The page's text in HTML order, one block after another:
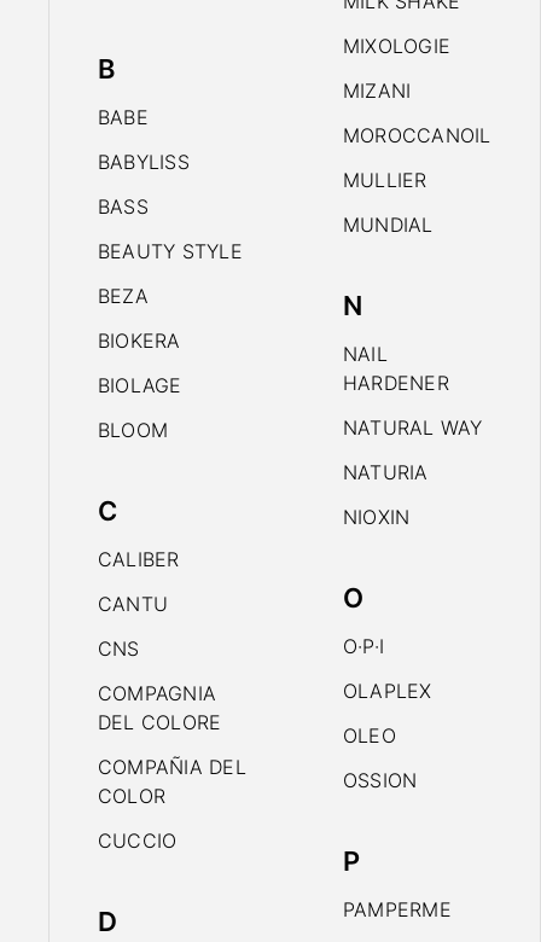
B
BABE
BABYLISS
BASS
BEAUTY STYLE
BEZA
BIOKERA
BIOLAGE
BLOOM
C
CALIBER
CANTU
CNS
COMPAGNIA
DEL COLORE
COMPAÑIA DEL
COLOR
CUCCIO
D
MIXOLOGIE
MIZANI
MOROCCANOIL
MULLIER
MUNDIAL
N
NAIL
HARDENER
NATURAL WAY
NATURIA
NIOXIN
O
O·P·I
OLAPLEX
OLEO
OSSION
P
PAMPERME